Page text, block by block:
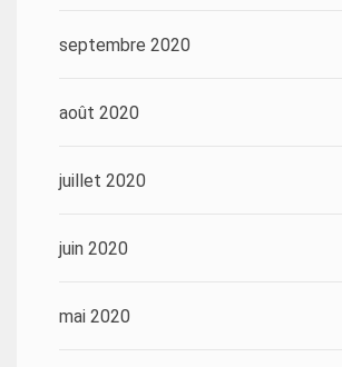
septembre 2020
août 2020
juillet 2020
juin 2020
mai 2020